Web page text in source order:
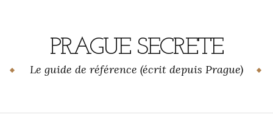
PRAGUE SECRETE
Le guide de référence (écrit depuis Prague)